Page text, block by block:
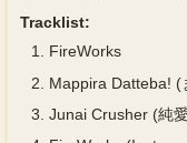
Tracklist:
1.
FireWorks
2.
Mappira Datteba! (
3. Junai Crusher (純